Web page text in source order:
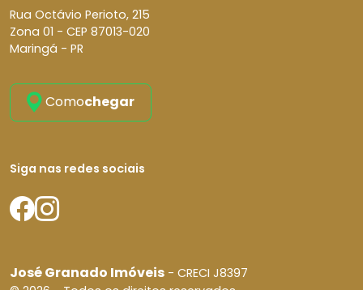
Rua Octávio Perioto, 215
Zona 01 - CEP 87013-020
Maringá - PR
Comochegar
Siga nas redes sociais
José Granado Imóveis - CRECI J8397